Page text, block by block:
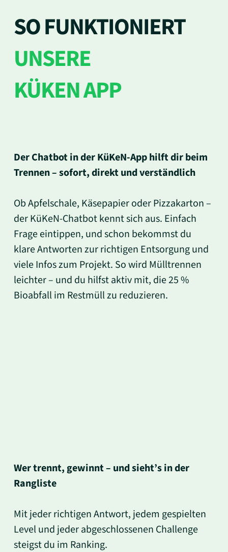
SO FUNKTIONIERT
UNSERE
KÜKEN APP
Der Chatbot in der KüKeN-App hilft dir beim
Trennen – sofort, direkt und verständlich
Ob Apfelschale, Käsepapier oder Pizzakarton –
der KüKeN-Chatbot kennt sich aus. Einfach
Frage eintippen, und schon bekommst du
klare Antworten zur richtigen Entsorgung und
viele Infos zum Projekt. So wird Mülltrennen
leichter – und du hilfst aktiv mit, die 25 %
Bioabfall im Restmüll zu reduzieren.
Wer trennt, gewinnt – und sieht’s in der
Rangliste
Mit jeder richtigen Antwort, jedem gespielten
Level und jeder abgeschlossenen Challenge
steigst du im Ranking.